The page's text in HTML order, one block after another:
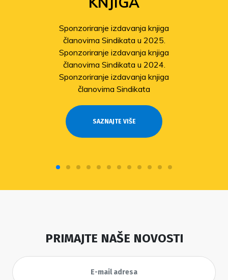
Sponzoriranje izdavanja knjiga
članovima Sindikata u 2025.
Sponzoriranje izdavanja knjiga
članovima Sindikata u 2024.
Sponzoriranje izdavanja knjiga
članovima Sindikata
SAZNAJTE VIŠE
PRIMAJTE NAŠE NOVOSTI